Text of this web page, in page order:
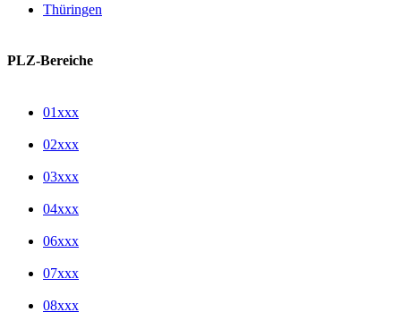
Thüringen
PLZ-Bereiche
01xxx
02xxx
03xxx
04xxx
06xxx
07xxx
08xxx